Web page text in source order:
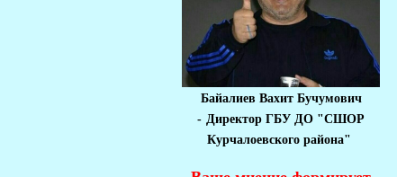
Байалиев Вахит Бучумович
- Директор ГБУ ДО "СШОР
Курчалоевского района"